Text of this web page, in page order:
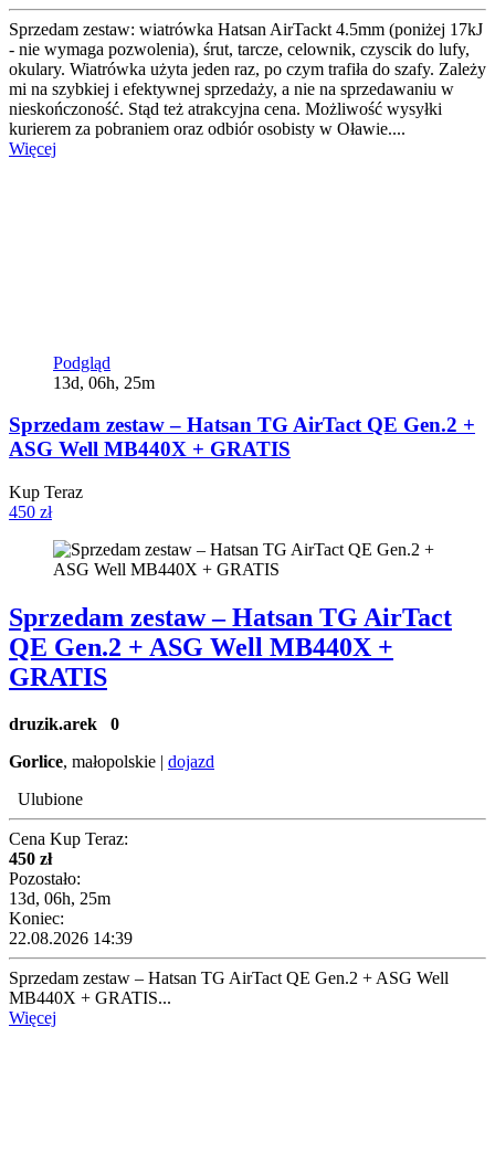
Sprzedam zestaw: wiatrówka Hatsan AirTackt 4.5mm (poniżej 17kJ
- nie wymaga pozwolenia), śrut, tarcze, celownik, czyscik do lufy,
okulary. Wiatrówka użyta jeden raz, po czym trafiła do szafy. Zależy
mi na szybkiej i efektywnej sprzedaży, a nie na sprzedawaniu w
nieskończoność. Stąd też atrakcyjna cena. Możliwość wysyłki
kurierem za pobraniem oraz odbiór osobisty w Oławie....
Więcej
Podgląd
13d, 06h, 25m
Sprzedam zestaw – Hatsan TG AirTact QE Gen.2 +
ASG Well MB440X + GRATIS
Kup Teraz
450 zł
Sprzedam zestaw – Hatsan TG AirTact
QE Gen.2 + ASG Well MB440X +
GRATIS
druzik.arek 0
Gorlice, małopolskie | dojazd
Ulubione
Cena Kup Teraz:
450 zł
Pozostało:
13d, 06h, 25m
Koniec:
22.08.2026 14:39
Sprzedam zestaw – Hatsan TG AirTact QE Gen.2 + ASG Well
MB440X + GRATIS...
Więcej